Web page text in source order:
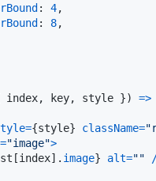
: 4,
: 8,
index, key, style }) =>
={style} className=
="image">
[index] . image} alt=""